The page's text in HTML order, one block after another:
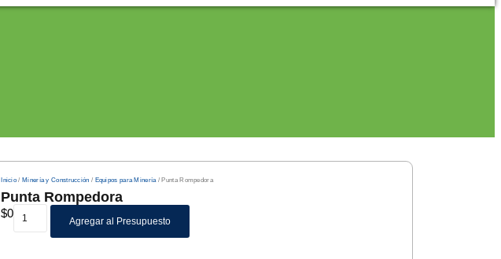
Inicio /Minería y Construcción / Equipos para Minería / Punta Rompedora
Punta Rompedora
$0
Agregar al Presupuesto